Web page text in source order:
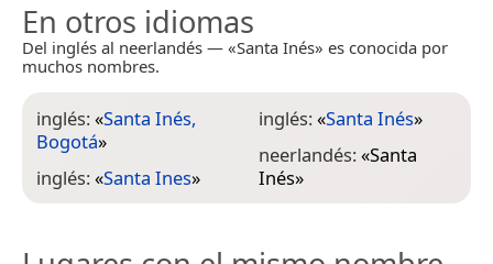
En otros idiomas
Del inglés al neerlandés — «Santa Inés» es conocida por
muchos nombres.
inglés:«Santa Inés,
Bogotá»
inglés:«Santa Ines»
inglés:«Santa Inés»
neerlandés:«Santa
Inés»